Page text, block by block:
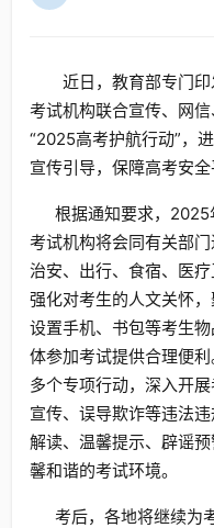
近日，教育部专门
考试机构联合宣传、网
“2025高考护航行动”，
宣传引导，保障高考安
根据通知要求，
考试机构将会同有关部
治安、出行、食宿、医
强化对考生的人文关怀
设置手机、书包等考生
体参加考试提供合理便
多个专项行动，深入开
宣传、误导欺诈等违法
解读、温馨提示、辟谣
馨和谐的考试环境。
考后，各地将继续为